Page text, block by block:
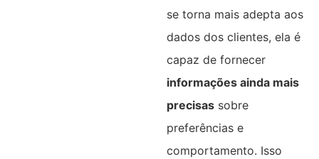
se torna mais adepta aos
dados dos clientes, ela é
capaz de fornecer
informações ainda mais
precisassobre
preferências e
comportamento. Isso